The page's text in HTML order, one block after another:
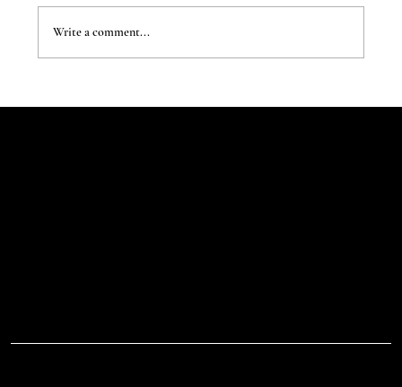
The Evergreen Sindroms by Hej Studio
Write a comment...